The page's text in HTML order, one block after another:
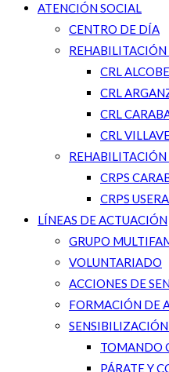
ATENCIÓN SOCIAL
CENTRO DE DÍA
CRL
CRL
CRL
CRL
CRPS
CRPS USERA
LÍNEAS DE ACTUACIÓN
GRUPO
VOLUNTARIADO
ACCIONES DE
FORMACIÓN DE
TOMANDO
PÁRATE Y